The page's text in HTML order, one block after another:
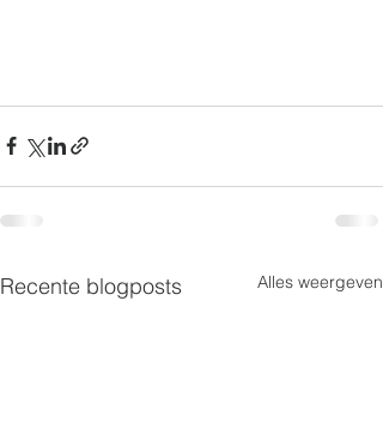
Recente blogposts Alles weergeven